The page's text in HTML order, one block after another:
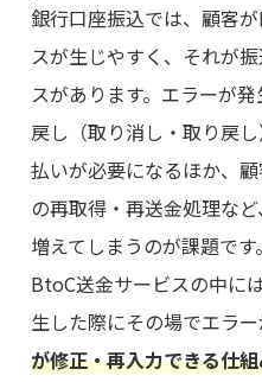
銀行口座振込では、顧客
スが生じやすく、それが
スがあります。エラーが
戻し（取り消し・取り戻
払いが必要になるほか、
の再取得・再送金処理な
増えてしまうのが課題です。
BtoC送金サービスの中に
生した際にその場でエラ
が修正・再入力できる仕